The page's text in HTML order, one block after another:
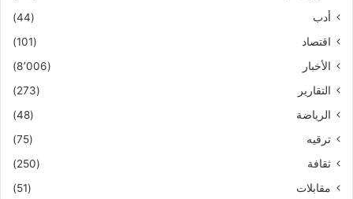
أدب
(44)
اقتصاد
(101)
الأخبار
(8٬006)
التقارير
(273)
الرياضة
(48)
ترقيه
(75)
ثقافة
(250)
مقابلات
(51)